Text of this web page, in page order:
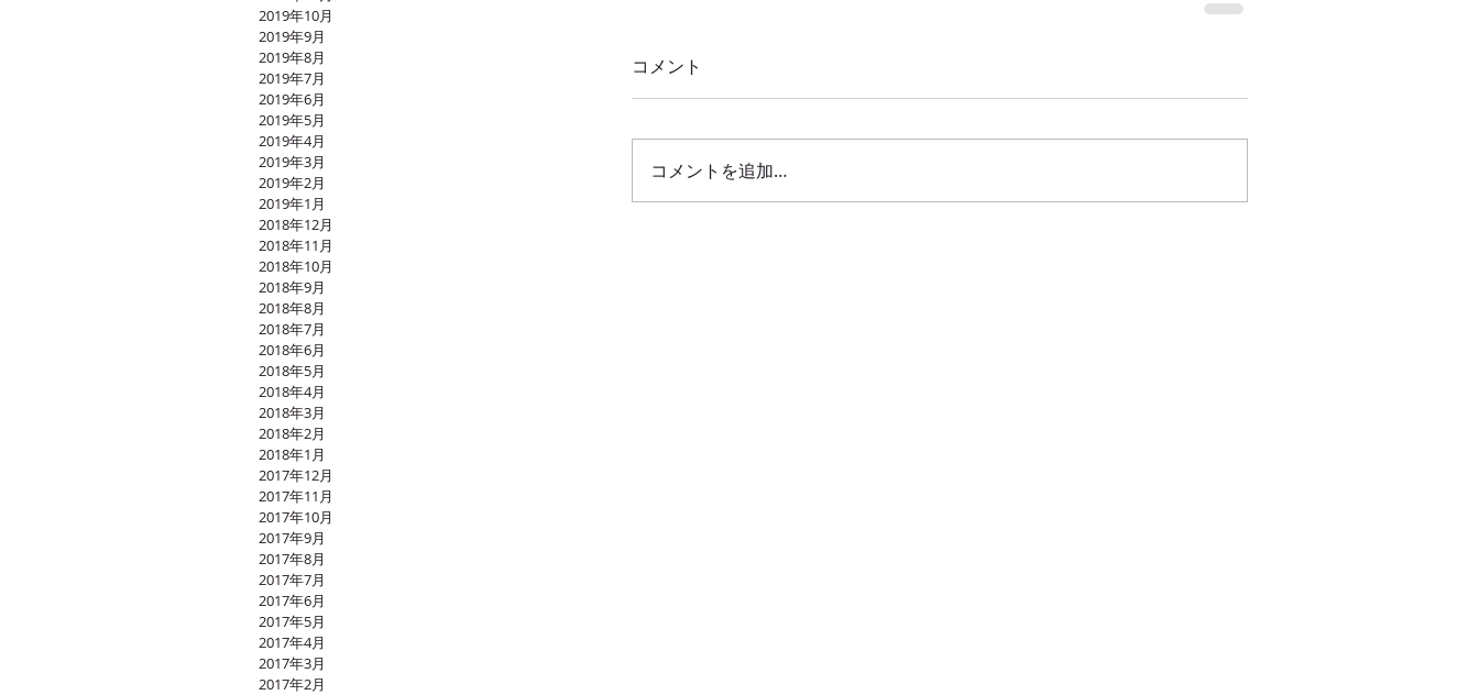
2019年10月
2019年9月
2019年8月
2019年7月
2019年6月
2019年5月
2019年4月
2019年3月
2019年2月
2019年1月
2018年12月
2018年11月
2018年10月
2018年9月
2018年8月
2018年7月
2018年6月
2018年5月
2018年4月
2018年3月
2018年2月
2018年1月
2017年12月
2017年11月
2017年10月
2017年9月
2017年8月
2017年7月
2017年6月
2017年5月
2017年4月
2017年3月
2017年2月
コメント
コメントを追加…